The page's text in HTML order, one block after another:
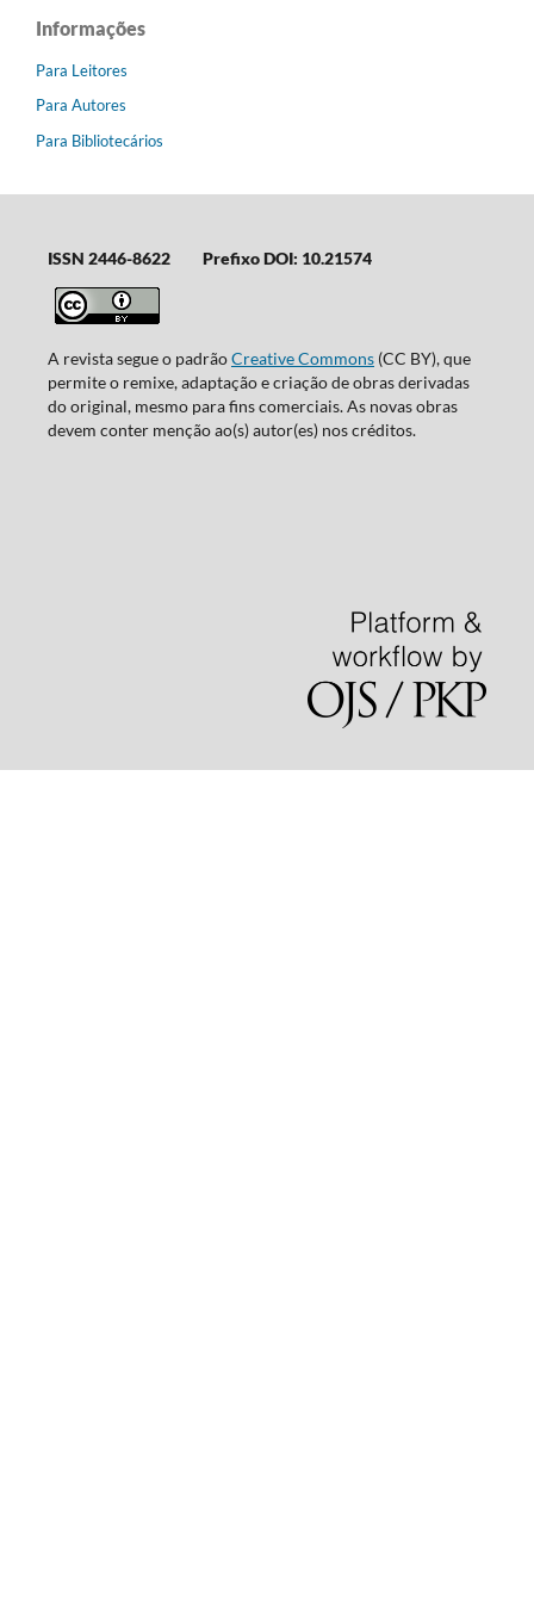
Informações
Para Leitores
Para Autores
Para Bibliotecários
ISSN 2446-8622 Prefixo DOI: 10.21574
A revista segue o padrãoCreative Commons(CC BY), que
permite o remixe, adaptação e criação de obras derivadas
do original, mesmo para fins comerciais. As novas obras
devem conter menção ao(s) autor(es) nos créditos.